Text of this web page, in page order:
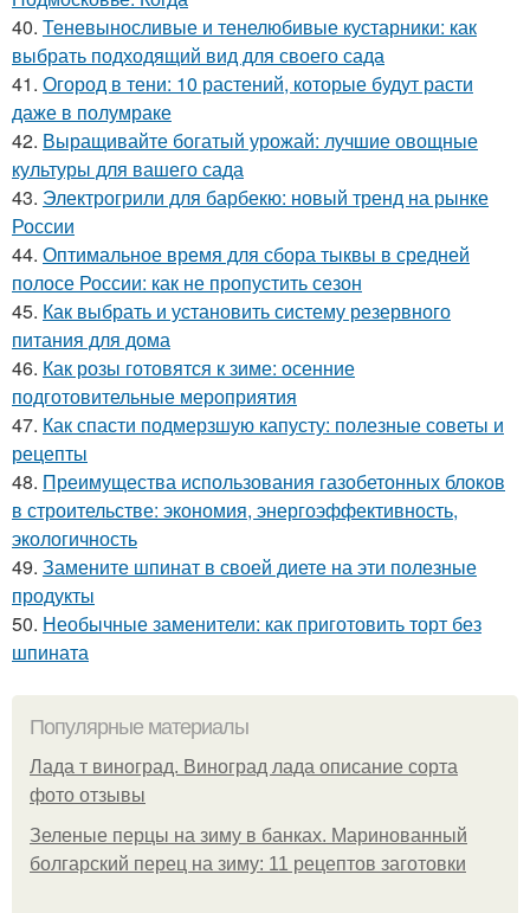
40. Теневыносливые и тенелюбивые кустарники: как
выбрать подходящий вид для своего сада
41. Огород в тени: 10 растений, которые будут расти
даже в полумраке
42. Выращивайте богатый урожай: лучшие овощные
культуры для вашего сада
43. Электрогрили для барбекю: новый тренд на рынке
России
44. Оптимальное время для сбора тыквы в средней
полосе России: как не пропустить сезон
45. Как выбрать и установить систему резервного
питания для дома
46. Как розы готовятся к зиме: осенние
подготовительные мероприятия
47. Как спасти подмерзшую капусту: полезные советы и
рецепты
48. Преимущества использования газобетонных блоков
в строительстве: экономия, энергоэффективность,
экологичность
49. Замените шпинат в своей диете на эти полезные
продукты
50. Необычные заменители: как приготовить торт без
шпината
Популярные материалы
Лада т виноград. Виноград лада описание сорта
фото отзывы
Зеленые перцы на зиму в банках. Маринованный
болгарский перец на зиму: 11 рецептов заготовки